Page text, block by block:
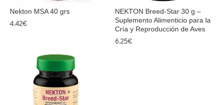
Nekton MSA 40 grs
4.42€
NEKTON Breed-Star 30 g –
Suplemento Alimenticio para la
Cría y Reproducción de Aves
6.25€